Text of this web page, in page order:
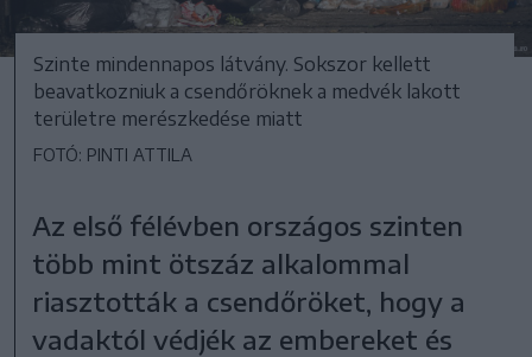
Szinte mindennapos látvány. Sokszor kellett
beavatkozniuk a csendőröknek a medvék lakott
területre merészkedése miatt
FOTÓ: PINTI ATTILA
Az első félévben országos szinten
több mint ötszáz alkalommal
riasztották a csendőröket, hogy a
vadaktól védjék az embereket és